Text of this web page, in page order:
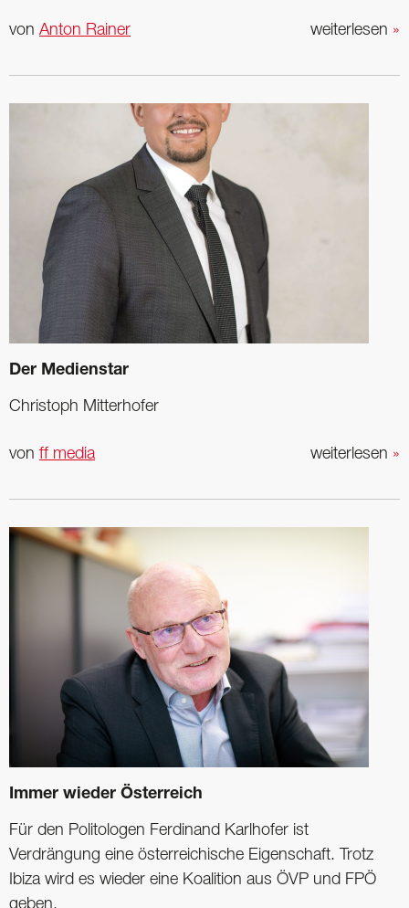
weiterlesen »
von Anton Rainer
Der Medienstar
Christoph Mitterhofer
weiterlesen »
von ff media
Immer wieder Österreich
Für den Politologen Ferdinand Karlhofer ist
Verdrängung eine österreichische Eigenschaft. Trotz
Ibiza wird es wieder eine Koalition aus ÖVP und FPÖ
geben.